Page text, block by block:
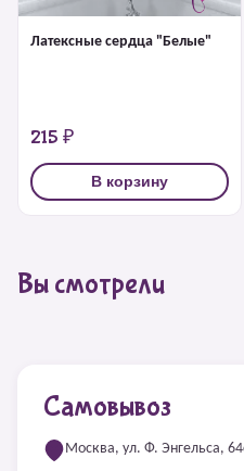
Латексные сердца "Белые"
215 ₽
В корзину
Вы смотрели
Самовывоз
Москва, ул. Ф. Энгельса,